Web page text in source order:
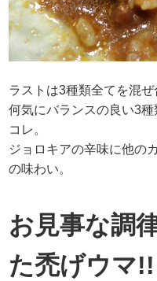
ラストは3種類全てを混ぜ
何気にバランスの良い3
コレ。
ジョロキアの辛味に他の
の味わい。
お見事な調
た禿げウマ